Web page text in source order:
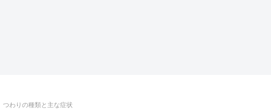
つわりの種類と主な症状